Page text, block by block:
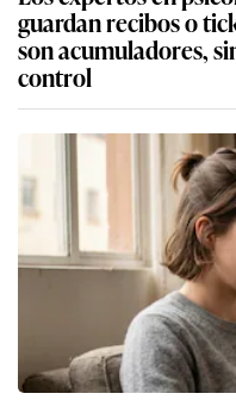
guardan recibos o
son acumuladores,
control